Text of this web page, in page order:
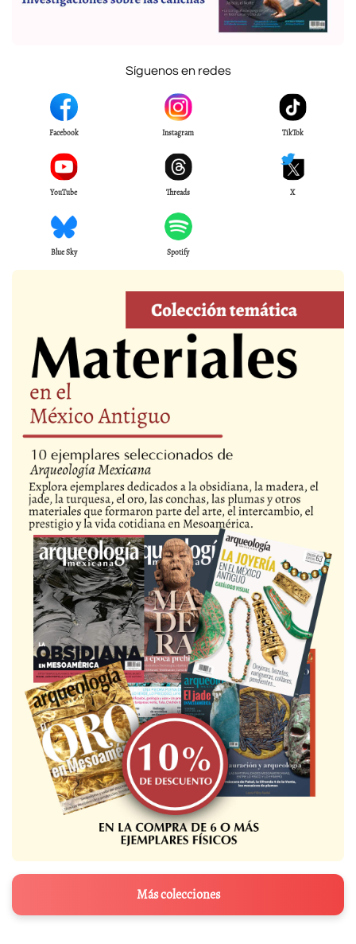
Síguenos en redes
Facebook Instagram TikTok
YouTube Threads X
Blue Sky Spotify
Más colecciones